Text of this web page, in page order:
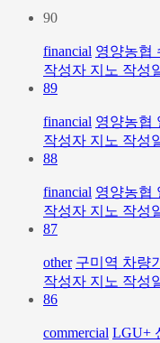
90
financial 영양농협
작성자 지노 작성
89
financial 영양농협
작성자 지노 작성
88
financial 영양농협
작성자 지노 작성
87
other 구미역 차량
작성자 지노 작성
86
commercial LGU+